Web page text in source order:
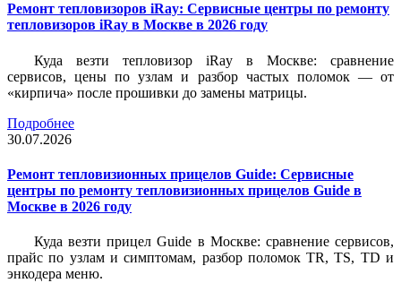
Ремонт тепловизоров iRay: Сервисные центры по ремонту
тепловизоров iRay в Москве в 2026 году
Куда везти тепловизор iRay в Москве: сравнение
сервисов, цены по узлам и разбор частых поломок — от
«кирпича» после прошивки до замены матрицы.
Подробнее
30.07.2026
Ремонт тепловизионных прицелов Guide: Сервисные
центры по ремонту тепловизионных прицелов Guide в
Москве в 2026 году
Куда везти прицел Guide в Москве: сравнение сервисов,
прайс по узлам и симптомам, разбор поломок TR, TS, TD и
энкодера меню.